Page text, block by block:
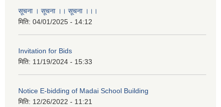
सूचना । सूचना ।। सूचना ।।।
मिति: 04/01/2025 - 14:12
Invitation for Bids
मिति: 11/19/2024 - 15:33
Notice E-bidding of Madai School Building
मिति: 12/26/2022 - 11:21